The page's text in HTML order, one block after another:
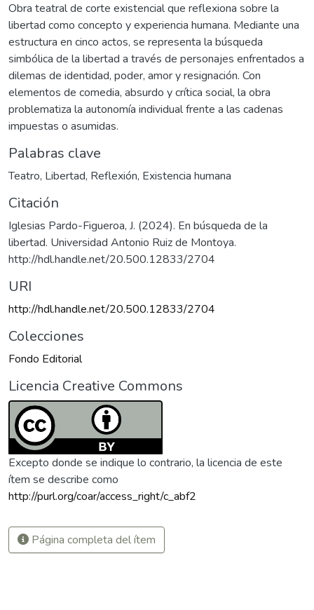
Obra teatral de corte existencial que reflexiona sobre la
libertad como concepto y experiencia humana. Mediante una
estructura en cinco actos, se representa la búsqueda
simbólica de la libertad a través de personajes enfrentados a
dilemas de identidad, poder, amor y resignación. Con
elementos de comedia, absurdo y crítica social, la obra
problematiza la autonomía individual frente a las cadenas
impuestas o asumidas.
Palabras clave
Teatro, Libertad, Reflexión, Existencia humana
Citación
Iglesias Pardo-Figueroa, J. (2024). En búsqueda de la
libertad. Universidad Antonio Ruiz de Montoya.
http://hdl.handle.net/20.500.12833/2704
URI
http://hdl.handle.net/20.500.12833/2704
Colecciones
Fondo Editorial
Licencia Creative Commons
Excepto donde se indique lo contrario, la licencia de este
ítem se describe como
http://purl.org/coar/access_right/c_abf2
Página completa del ítem